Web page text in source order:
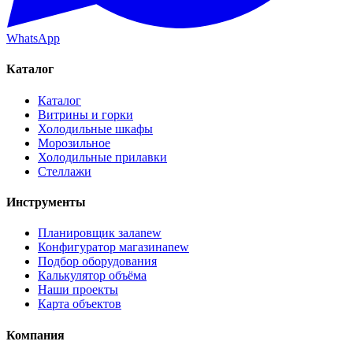
WhatsApp
Каталог
Каталог
Витрины и горки
Холодильные шкафы
Морозильное
Холодильные прилавки
Стеллажи
Инструменты
Планировщик залаnew
Конфигуратор магазинаnew
Подбор оборудования
Калькулятор объёма
Наши проекты
Карта объектов
Компания